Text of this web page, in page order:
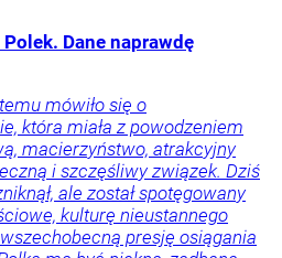
Dane naprawdę
mówiło się o
która miała z powodzeniem
macierzyństwo, atrakcyjny
i szczęśliwy związek. Dziś
ale został spotęgowany
kulturę nieustannego
presję osiągania